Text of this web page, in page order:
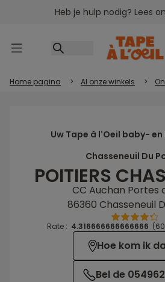
Ga naar inhoudHeb je hulp nodig? Lees
Home pagina > Al onze winkels >
Uw Tape à l'Oeil baby-
Chasseneuil Du
POITIERS
CC Auchan Portes
86360 Chasseneuil
Rate : 4.316666666666666
Hoe kom ik
Bel de